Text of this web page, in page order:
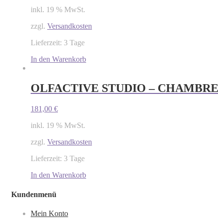
inkl. 19 % MwSt.
zzgl. Versandkosten
Lieferzeit: 3 Tage
In den Warenkorb
OLFACTIVE STUDIO –
181,00 €
inkl. 19 % MwSt.
zzgl. Versandkosten
Lieferzeit: 3 Tage
In den Warenkorb
Kundenmenü
Mein Konto